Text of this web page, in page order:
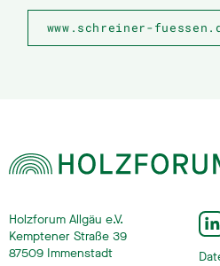
www.schreiner-
Holzforum Allgäu e.V.
Kemptener Straße 39
87509 Immenstadt